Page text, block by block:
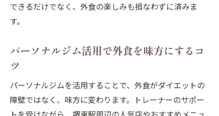
できるだけでなく、外食の楽しみも損なわずに済みま
す。
パーソナルジム活用で外食を味方にするコ
ツ
パーソナルジムを活用することで、外食がダイエットの
障壁ではなく、味方に変わります。トレーナーのサポー